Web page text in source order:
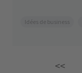
Idées de business
<<